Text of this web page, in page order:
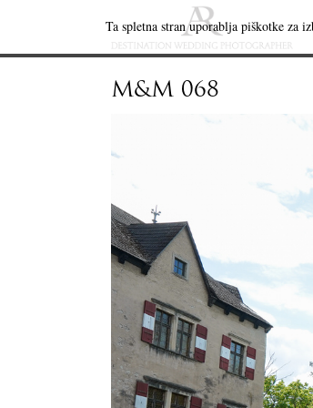
M&M 068
Ta spletna stran uporablja piškotke za